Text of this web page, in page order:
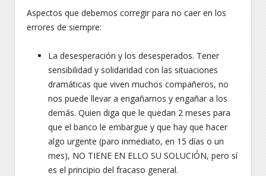
Aspectos que debemos corregir para no caer en los
errores de siempre:
La desesperación y los desesperados. Tener
sensibilidad y solidaridad con las situaciones
dramáticas que viven muchos compañeros, no
nos puede llevar a engañarnos y engañar a los
demás. Quien diga que le quedan 2 meses para
que el banco le embargue y que hay que hacer
algo urgente (paro inmediato, en 15 días o un
mes), NO TIENE EN ELLO SU SOLUCIÓN, pero sí
es el principio del fracaso general.